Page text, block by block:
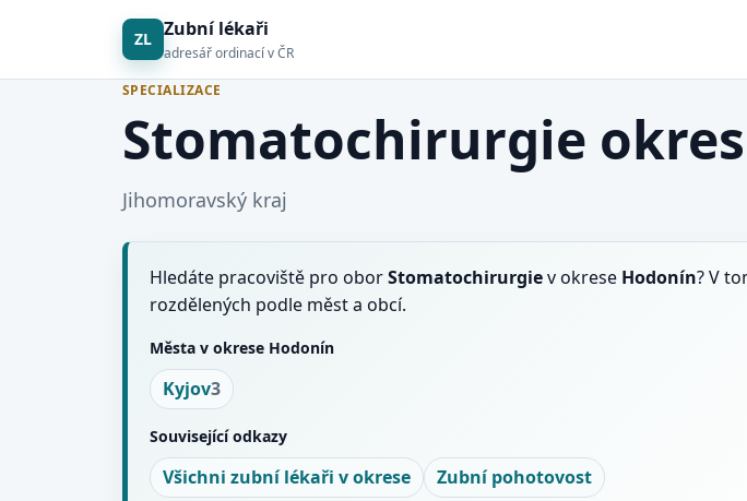
ZL Zubní lékaři
adresář ordinací v ČR
SPECIALIZACE
Stomatochirurgie
Jihomoravský kraj
Hledáte pracoviště pro oborStomatochirurgiev okrese Hodonín? V
rozdělených podle měst a obcí.
Města v okrese Hodonín
Kyjov3
Související odkazy
Všichni zubní lékaři v okrese Zubní pohotovost